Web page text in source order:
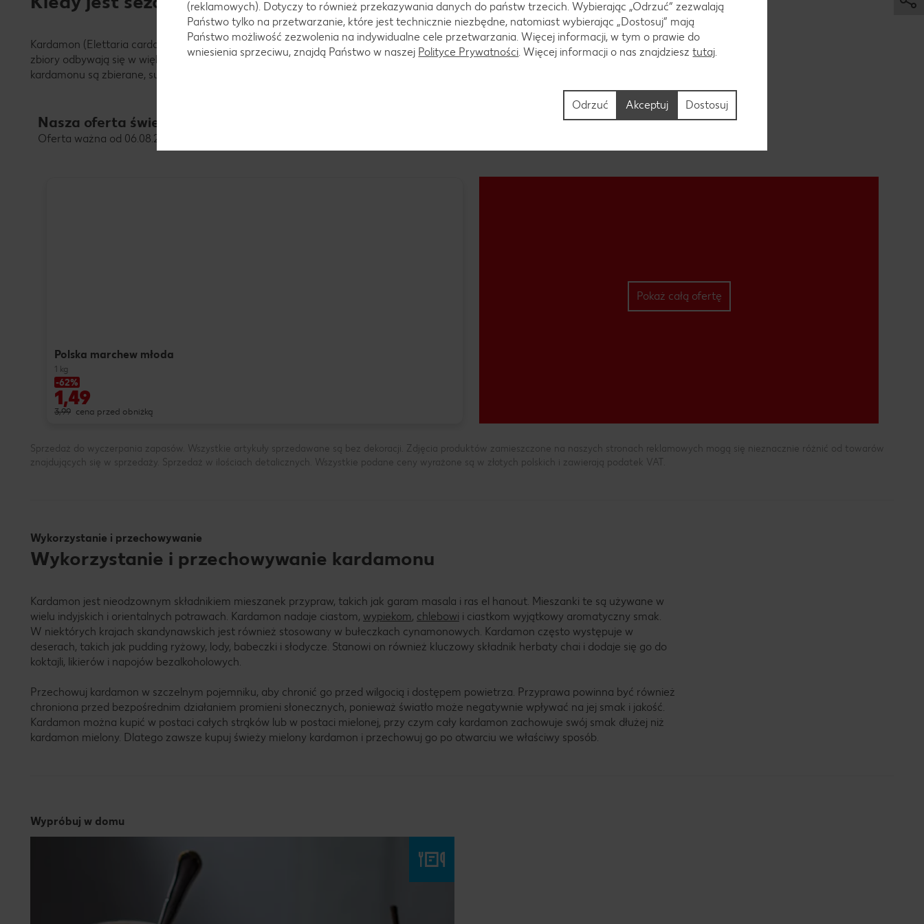
Kardamon (Elettaria cardamomum) to roślina przyprawowa uprawiana w tropikalnych i subtropikalnych regionach świata. Główne
zbiory odbywają się w większości obszarów uprawnych w porze monsunowej, zwykle od czerwca do sierpnia. W tym czasie strąki
kardamonu są zbierane, suszone, a następnie poddawane przetwórstwu.
Nasza oferta świeżych warzyw
Oferta ważna od 06.08.2026 do 08.08.2026
Polska marchew młoda
1 kg
-62%
1,49
3,99 cena przed obniżką
Pokaż całą ofertę
Sprzedaż do wyczerpania zapasów. Wszystkie artykuły sprzedawane są bez dekoracji. Zdjęcia produktów zamieszczone na naszych stronach reklamowych mogą się nieznacznie różnić od towarów
znajdujących się w sprzedaży. Sprzedaż w ilościach detalicznych. Wszystkie podane ceny wyrażone są w złotych polskich i zawierają podatek VAT.
Wykorzystanie i przechowywanie
Wykorzystanie i przechowywanie kardamonu
Kardamon jest nieodzownym składnikiem mieszanek przypraw, takich jak garam masala i ras el hanout. Mieszanki te są używane w
wielu indyjskich i orientalnych potrawach. Kardamon nadaje ciastom, wypiekom, chlebowi i ciastkom wyjątkowy aromatyczny smak.
W niektórych krajach skandynawskich jest również stosowany w bułeczkach cynamonowych. Kardamon często występuje w
deserach, takich jak pudding ryżowy, lody, babeczki i słodycze. Stanowi on również kluczowy składnik herbaty chai i dodaje się go do
koktajli, likierów i napojów bezalkoholowych.
Przechowuj kardamon w szczelnym pojemniku, aby chronić go przed wilgocią i dostępem powietrza. Przyprawa powinna być również
chroniona przed bezpośrednim działaniem promieni słonecznych, ponieważ światło może negatywnie wpływać na jej smak i jakość.
Kardamon można kupić w postaci całych strąków lub w postaci mielonej, przy czym cały kardamon zachowuje swój smak dłużej niż
kardamon mielony. Dlatego zawsze kupuj świeży mielony kardamon i przechowuj go po otwarciu we właściwy sposób.
Wypróbuj w domu
(reklamowych). Dotyczy to również przekazywania danych do państw trzecich. Wybierając „Odrzuć“ zezwalają
Państwo tylko na przetwarzanie, które jest technicznie niezbędne, natomiast wybierając „Dostosuj” mają
Państwo możliwość zezwolenia na indywidualne cele przetwarzania. Więcej informacji, w tym o prawie do
wniesienia sprzeciwu, znajdą Państwo w naszej Polityce Prywatności. Więcej informacji o nas znajdziesztutaj.
Dostosuj
Odrzuć Akceptuj